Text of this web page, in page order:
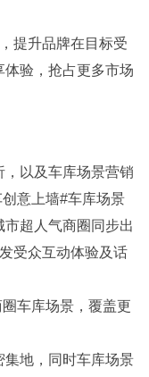
提升品牌在目标受
验，抢占更多市场
以及车库场景营销
意上墙#车库场景
超人气商圈同步出
受众互动体验及话
车库场景，覆盖更
集地，同时车库场景